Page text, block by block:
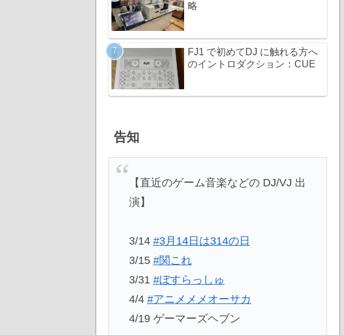
略
FJ1 で初めてDJ に触れる方へ
のイントロダクション：CUE
告知
【直近のゲーム音楽などの DJ/VJ 出
演】
3/14 #3月14日は314の日
3/15 #関これ
3/31 #ぼすらっしゅ
4/4 #アニメメメオーサカ
4/19 ゲーマーズヘブン